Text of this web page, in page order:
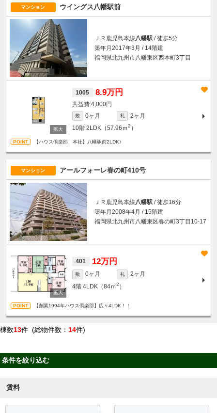
マンション ウイングス八幡駅前
ＪＲ鹿児島本線八幡駅 / 徒歩5分
築年月2017年3月 / 14階建
福岡県北九州市八幡東区西本町3丁目
1005 8.9万円
4,000円
敷 0ヶ月 礼
2ヶ月
10階 2LDK（57.96ｍ2 ）
【ハウス倶楽部 本社】八幡駅前2LDK♪
マンション アールフォーレ春の町410号
ＪＲ鹿児島本線八幡駅 / 徒歩16分
築年月2008年4月 / 15階建
福岡県北九州市八幡東区春の町3丁目10-17
401 12万円
敷 0ヶ月 礼
2ヶ月
4階 4LDK（84ｍ2 ）
【創業1994年ハウス倶楽部】広々4LDK！！
棟数13件 (総物件数： 14件)
条件を絞り込む
賃料